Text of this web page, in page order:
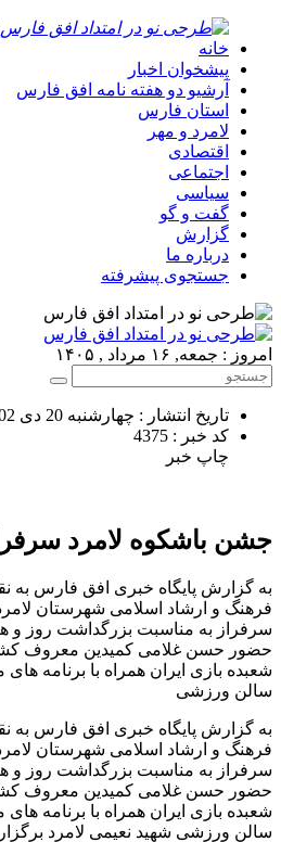
خانه
پیشخوان اخبار
آرشیو دو هفته نامه افق فارس
استان فارس
لامرد و مهر
اقتصادی
اجتماعی
سیاسی
گفت و گو
گزارش
درباره ما
جستجوی پیشرفته
امروز : جمعه, ۱۶ مرداد , ۱۴۰۵
تاریخ انتشار : چهارشنبه 20 دی 1402 - 4:36
کد خبر : 4375
چاپ خبر
جشن باشکوه لامرد
به گزارش پایگاه خبری افق فارس به
فرهنگ و ارشاد اسلامی شهرستان
سرفراز به مناسبت بزرگداشت روز و
حضور حسن غلامی کمیدین معروف
شعبده بازی ایران همراه با برنامه
سالن ورزشی
به گزارش پایگاه خبری افق فارس به
فرهنگ و ارشاد اسلامی شهرستان
سرفراز به مناسبت بزرگداشت روز و
حضور حسن غلامی کمیدین معروف
شعبده بازی ایران همراه با برنامه
سالن ورزشی شهید نعیمی لامرد